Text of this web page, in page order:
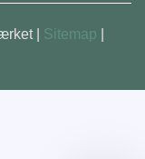
| Sitemap